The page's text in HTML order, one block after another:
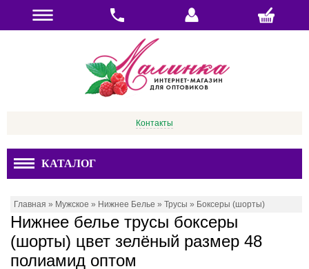
Контакты
КАТАЛОГ
Главная » Мужское » Нижнее Белье » Трусы » Боксеры (шорты)
Нижнее белье трусы боксеры
(шорты) цвет зелёный размер 48
полиамид оптом